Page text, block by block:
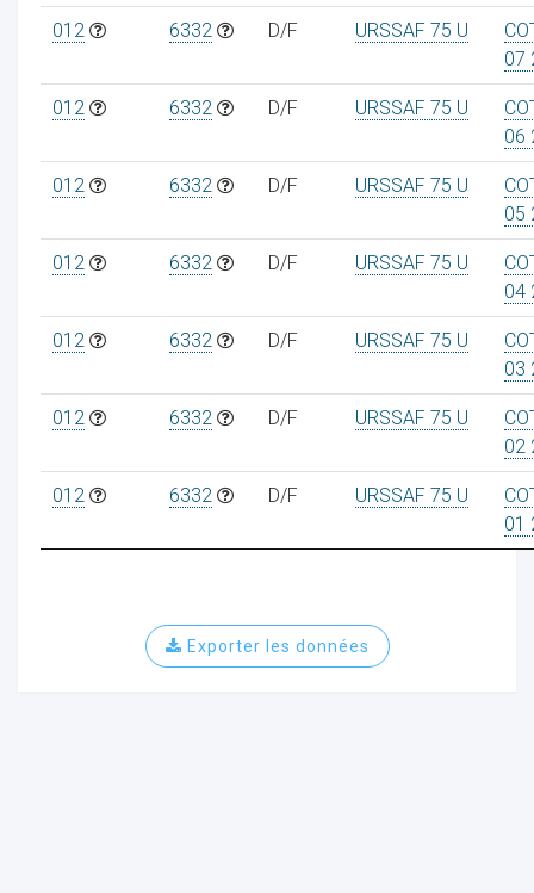
012 6332 D/F URSSAF 75 U
07
012 6332 D/F URSSAF 75 U
06
012 6332 D/F URSSAF 75 U
05
012 6332 D/F URSSAF 75 U
04
012 6332 D/F URSSAF 75 U
03
012 6332 D/F URSSAF 75 U
02
012 6332 D/F URSSAF 75 U
01
Exporter les données